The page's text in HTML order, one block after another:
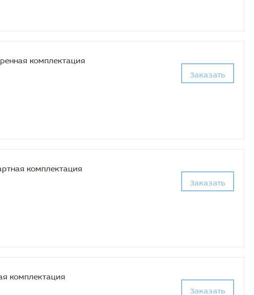
Заказать
комплектация
Заказать
комплектация
Заказать
комплектация